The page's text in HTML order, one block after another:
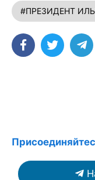
#ПРЕЗИДЕНТ